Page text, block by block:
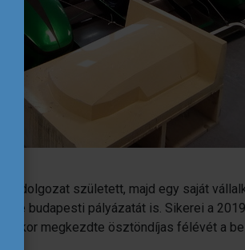
született, majd egy saját
budapesti pályázatát is. Sikerei a
megkezdte ösztöndíjas félévét a